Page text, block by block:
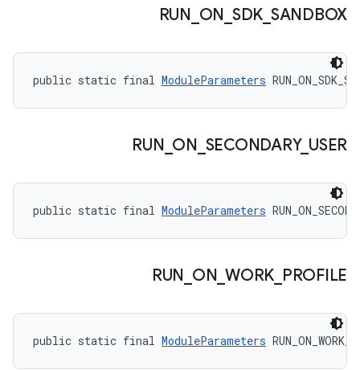
RUN ON SDK SANDBOX
public static final ModuleParameters
RUN ON SECONDARY_ USER
public static final ModuleParameters
RUN ON WORK PROFILE
public static final ModuleParameters